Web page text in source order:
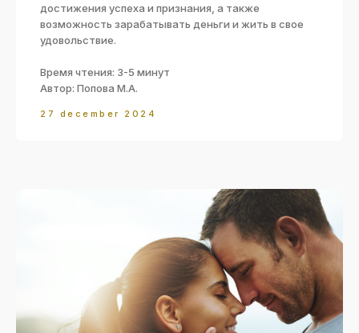
достижения успеха и признания, а также
возможность зарабатывать деньги и жить в свое
удовольствие.
Время чтения: 3-5 минут
Автор: Попова М.А.
27 december 2024